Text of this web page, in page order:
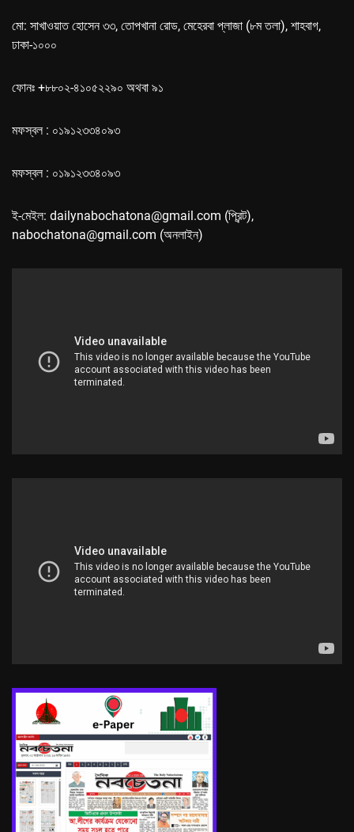
মো: সাখাওয়াত হোসেন ৩৩, তোপখানা রোড, মেহেরবা প্লাজা (৮ম তলা), শাহবাগ,
ঢাকা-১০০০
ফোনঃ +৮৮০২-৪১০৫২২৯০ অথবা ৯১
মফস্বল : ০১৯১২৩৩৪০৯৩
মফস্বল : ০১৯১২৩৩৪০৯৩
ই-মেইল: dailynabochatona@gmail.com (প্রিন্ট),
nabochatona@gmail.com (অনলাইন)